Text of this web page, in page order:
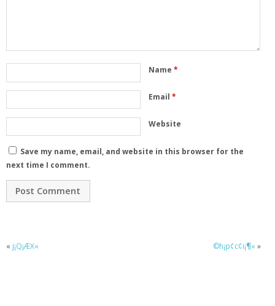
Name *
Email *
Website
Save my name, email, and website in this browser for the
next time I comment.
« j¡Q¡ÆX« ©h¡p¢c¢i¡¶« »